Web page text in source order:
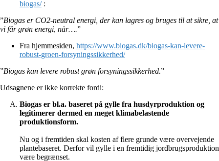
biogas/:
”Biogas er CO2-neutral energi, der kan lagres og bruges til at sikre, at
vi får grøn energi, når….”
Fra hjemmesiden, https://www.biogas.dk/biogas-kan-levere-
robust-groen-forsyningssikkerhed/
”Biogas kan levere robust grøn forsyningssikkerhed.”
Udsagnene er ikke korrekte fordi:
Biogas er bl.a. baseret på gylle fra husdyrproduktion og
legitimerer dermed en meget klimabelastende
produktionsform.
Nu og i fremtiden skal kosten af flere grunde være overvejende
plantebaseret. Derfor vil gylle i en fremtidig jordbrugsproduktion
være begrænset.